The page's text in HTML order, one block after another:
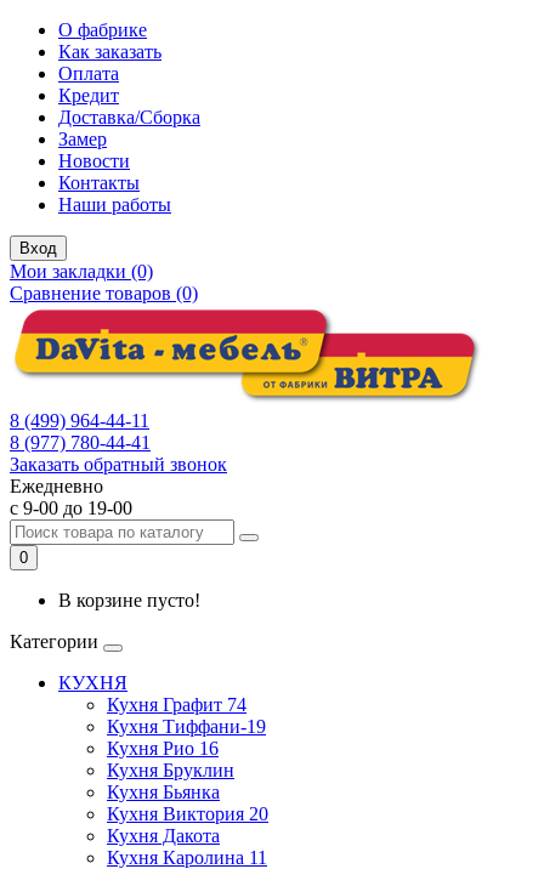
О фабрике
Как заказать
Оплата
Кредит
Доставка/Сборка
Замер
Новости
Контакты
Наши работы
Вход
Мои закладки (0)
Сравнение товаров (0)
8 (499) 964-44-11
8 (977) 780-44-41
Заказать обратный звонок
Ежедневно
с 9-00 до 19-00
0
В корзине пусто!
Категории
КУХНЯ
Кухня Графит 74
Кухня Тиффани-19
Кухня Рио 16
Кухня Бруклин
Кухня Бьянка
Кухня Виктория 20
Кухня Дакота
Кухня Каролина 11